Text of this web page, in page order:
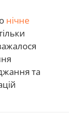
нічне
та